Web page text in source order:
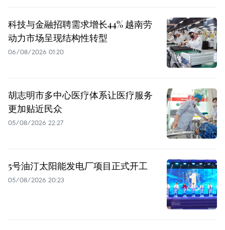
科技与金融招聘需求增长44% 越南劳
动力市场呈现结构性转型
06/08/2026 01:20
胡志明市多中心医疗体系让医疗服务
更加贴近民众
05/08/2026 22:27
5号油汀太阳能发电厂项目正式开工
05/08/2026 20:23